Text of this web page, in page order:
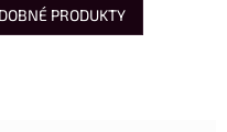
PRODUKTY